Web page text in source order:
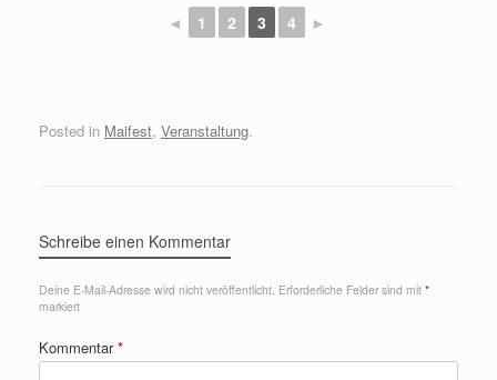
◄ 1 2 3 4 ►
Posted in Maifest, Veranstaltung.
Schreibe einen Kommentar
Deine E-Mail-Adresse wird nicht veröffentlicht. Erforderliche Felder sind mit *
markiert
Kommentar*